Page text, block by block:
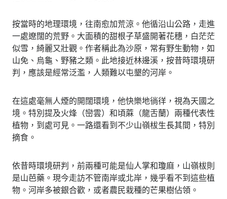
按當時的地理環境，往南愈加荒涼。他循沿山公路，走進
一處遼闊的荒野。大面積的甜根子草盛開著花穗，白茫茫
似雪，綺麗又壯觀。作者稱此為沙原，常有野生動物，如
山免、烏龜、野豬之類。此地接近林邊溪，按昔時環境研
判，應該是經常泛濫，人類難以屯墾的河岸。
在這處毫無人煙的開闊環境，他快樂地徜徉，視為天國之
境。特別提及火烽（巒雲）和頃蔴（龍舌蘭）兩種代表性
植物，到處可見。一路還看到不少山嶺柭生長其間，特別
摘食。
依昔時環境研判，前兩種可能是仙人掌和瓊麻，山嶺柭則
是山芭藥。現今走訪不管南岸或北岸，幾乎看不到這些植
物。河岸多被銀合歡，或者農民栽種的芒果樹佔領。